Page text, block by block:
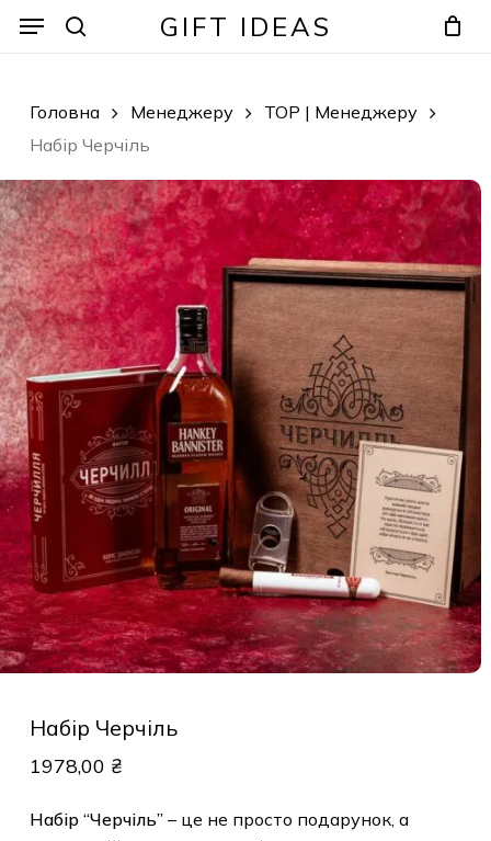
GIFT IDEAS
Menu
Головна Менеджеру
ТОP | Менеджеру
Набір Черчіль
Набір Черчіль
1978,00 ₴
Набір “Черчіль”– це не просто подарунок, а
Menu